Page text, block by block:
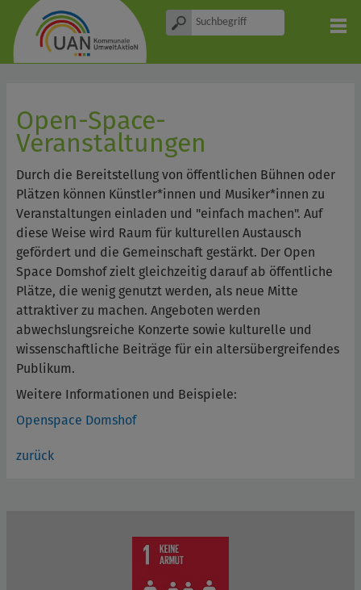
Open-Space-
Veranstaltungen
Durch die Bereitstellung von öffentlichen Bühnen oder
Plätzen können Künstler*innen und Musiker*innen zu
Veranstaltungen einladen und "einfach machen". Auf
diese Weise wird Raum für kulturellen Austausch
gefördert und die Gemeinschaft gestärkt. Der Open
Space Domshof zielt gleichzeitig darauf ab öffentliche
Plätze, die wenig genutzt werden, als neue Mitte
attraktiver zu machen. Angeboten werden
abwechslungsreiche Konzerte sowie kulturelle und
wissenschaftliche Beiträge für ein altersübergreifendes
Publikum.
Weitere Informationen und Beispiele:
Openspace Domshof
zurück